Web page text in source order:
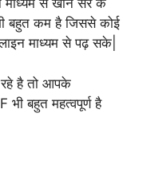
माध्यम से खान सर के
बहुत कम है जिससे कोई
माध्यम से पढ़ सके|
रहे है तो आपके
बहुत महत्वपूर्ण है